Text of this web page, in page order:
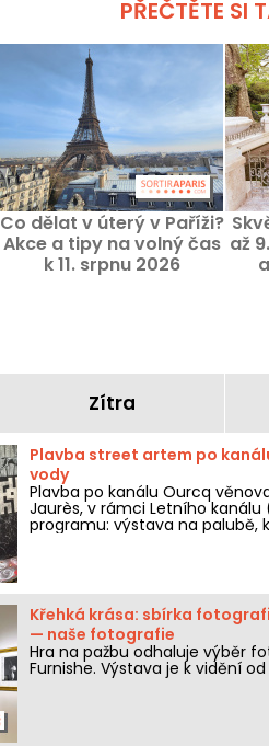
PŘEČTĚTE SI
Co dělat v úterý v Paříži?
Akce a tipy na volný čas
k 11. srpnu 2026
až
Zítra
Plavba street artem po
vody
Plavba po kanálu Ourcq
Jaurès, v rámci Letního kanálu
programu: výstava na palubě,
Křehká krása: sbírka
— naše fotografie
Hra na pažbu odhaluje výběr
Furnishe. Výstava je k vidění